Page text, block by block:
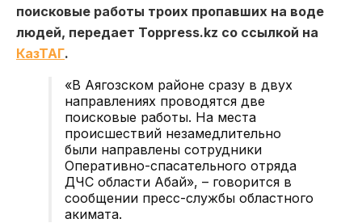
поисковые работы троих пропавших на воде
людей, передает Toppress.kz со ссылкой на
КазТАГ.
«В Аягозском районе сразу в двух
направлениях проводятся две
поисковые работы. На места
происшествий незамедлительно
были направлены сотрудники
Оперативно-спасательного отряда
ДЧС области Абай», – говорится в
сообщении пресс-службы областного
акимата.